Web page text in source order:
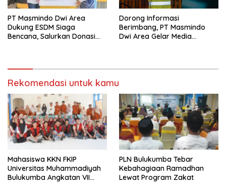
PT Masmindo Dwi Area
Dukung ESDM Siaga
Bencana, Salurkan Donasi
‎Dorong Informasi
Berimbang, PT Masmindo
Dwi Area Gelar Media
Rekomendasi untuk kamu
Mahasiswa KKN FKIP
Universitas Muhammadiyah
Bulukumba Angkatan VII
PLN Bulukumba Tebar
Kebahagiaan Ramadhan
Lewat Program Zakat